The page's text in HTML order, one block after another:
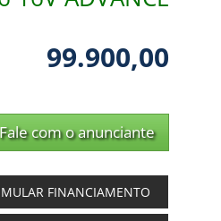
99.900,00
Fale com o anunciante
FINANCIAMENTO